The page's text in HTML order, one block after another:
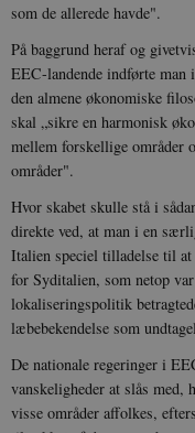
som de allerede havde".
På baggrund heraf og
EEC-landende indførte man
den almene økonomiske
skal „sikre en harmonisk
mellem forskellige områder
områder".
Hvor skabet skulle stå i
direkte ved, at man i en
Italien speciel tilladelse til
for Syditalien, som netop
lokaliseringspolitik
læbebekendelse som
De nationale regeringer i
vanskeligheder at slås
visse områder affolkes,